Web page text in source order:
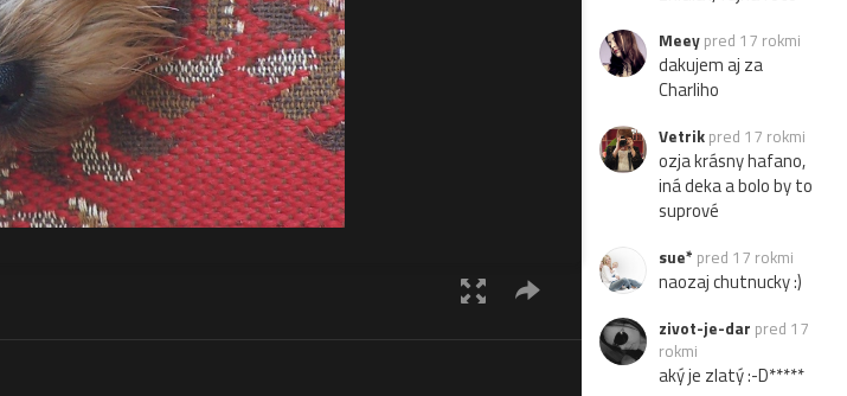
Meey pred 17 rokmi
dakujem aj za
Charliho
Vetrik pred 17 rokmi
ozja krásny hafano,
iná deka a bolo by to
suprové
sue* pred 17 rokmi
naozaj chutnucky :)
zivot-je-dar pred 17
rokmi
aký je zlatý :-D*****